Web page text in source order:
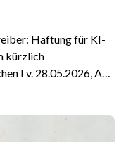
Haftung für KI-
I v. 28.05.2026, Az.